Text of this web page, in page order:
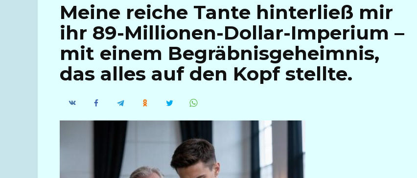
Meine reiche Tante hinterließ mir
ihr 89-Millionen-Dollar-Imperium –
mit einem Begräbnisgeheimnis,
das alles auf den Kopf stellte.